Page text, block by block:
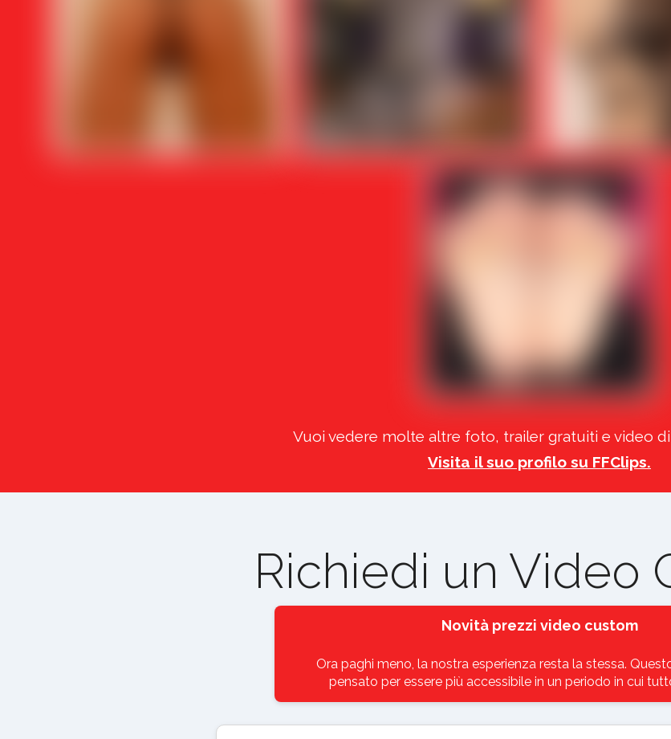
Vuoi vedere molte altre foto, trailer gratuiti e video di
Visita il suo profilo su FFClips.
Richiedi un Video
Novità prezzi video custom
Ora paghi meno, la nostra esperienza resta la stessa.
pensato per essere più accessibile in un periodo in cui